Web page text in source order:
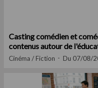
Casting comédien et
contenus autour de
Cinéma / Fiction Du 07/08/